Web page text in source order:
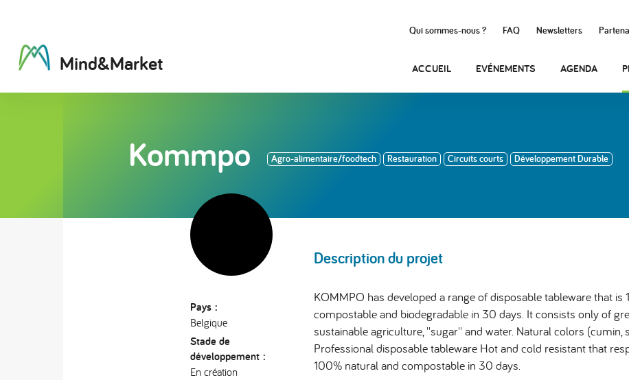
Mind&Market
Qui sommes-nous ? FAQ Newsletters
ACCUEIL EVÉNEMENTS AGENDA
Kommpo Agro-alimentaire/foodtech Restauration Circuits courts Développement Durable
Pays :
Belgique
Stade de
développement :
En création
Description du projet
KOMMPO has developed a range of disposable tableware that is
compostable and biodegradable in 30 days. It consists only of
sustainable agriculture, ''sugar'' and water. Natural colors (cumin,
Professional disposable tableware Hot and cold resistant that
100% natural and compostable in 30 days.